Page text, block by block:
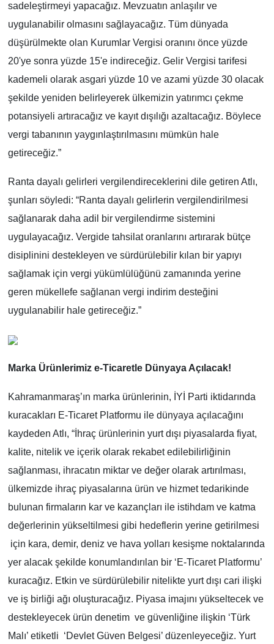
sadeleştirmeyi yapacağız. Mevzuatın anlaşılır ve
uygulanabilir olmasını sağlayacağız. Tüm dünyada
düşürülmekte olan Kurumlar Vergisi oranını önce yüzde
20'ye sonra yüzde 15'e indireceğiz. Gelir Vergisi tarifesi
kademeli olarak asgari yüzde 10 ve azami yüzde 30 olacak
şekilde yeniden belirleyerek ülkemizin yatırımcı çekme
potansiyeli artıracağız ve kayıt dışılığı azaltacağız. Böylece
vergi tabanının yaygınlaştırılmasını mümkün hale
getireceğiz.”
Ranta dayalı gelirleri vergilendireceklerini dile getiren Atlı,
şunları söyledi: “Ranta dayalı gelirlerin vergilendirilmesi
sağlanarak daha adil bir vergilendirme sistemini
uygulayacağız. Vergide tahsilat oranlarını artırarak bütçe
disiplinini destekleyen ve sürdürülebilir kılan bir yapıyı
sağlamak için vergi yükümlülüğünü zamanında yerine
geren mükellefe sağlanan vergi indirim desteğini
uygulanabilir hale getireceğiz.”
Marka Ürünlerimiz e-Ticaretle Dünyaya Açılacak!
Kahramanmaraş’ın marka ürünlerinin, İYİ Parti iktidarında
kuracakları E-Ticaret Platformu ile dünyaya açılacağını
kaydeden Atlı, “İhraç ürünlerinin yurt dışı piyasalarda fiyat,
kalite, nitelik ve içerik olarak rekabet edilebilirliğinin
sağlanması, ihracatın miktar ve değer olarak artırılması,
ülkemizde ihraç piyasalarına ürün ve hizmet tedarikinde
bulunan firmaların kar ve kazançları ile istihdam ve katma
değerlerinin yükseltilmesi gibi hedeflerin yerine getirilmesi
için kara, demir, deniz ve hava yolları kesişme noktalarında
yer alacak şekilde konumlandırılan bir ‘E-Ticaret Platformu’
kuracağız. Etkin ve sürdürülebilir nitelikte yurt dışı cari ilişki
ve iş birliği ağı oluşturacağız. Piyasa imajını yükseltecek ve
destekleyecek ürün denetim ve güvenliğine ilişkin ‘Türk
Malı’ etiketli ‘Devlet Güven Belgesi’ düzenleyeceğiz. Yurt